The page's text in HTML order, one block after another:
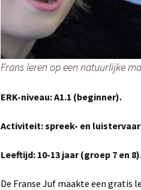
Frans leren op een natuurlijke
ERK-niveau: A1.1 (beginner).
Activiteit: spreek- en
Leeftijd: 10-13 jaar (groep 7 en
De Franse Juf maakte een gratis